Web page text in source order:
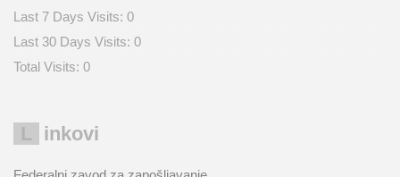
Last 7 Days Visits: 0
Last 30 Days Visits: 0
Total Visits: 0
Linkovi